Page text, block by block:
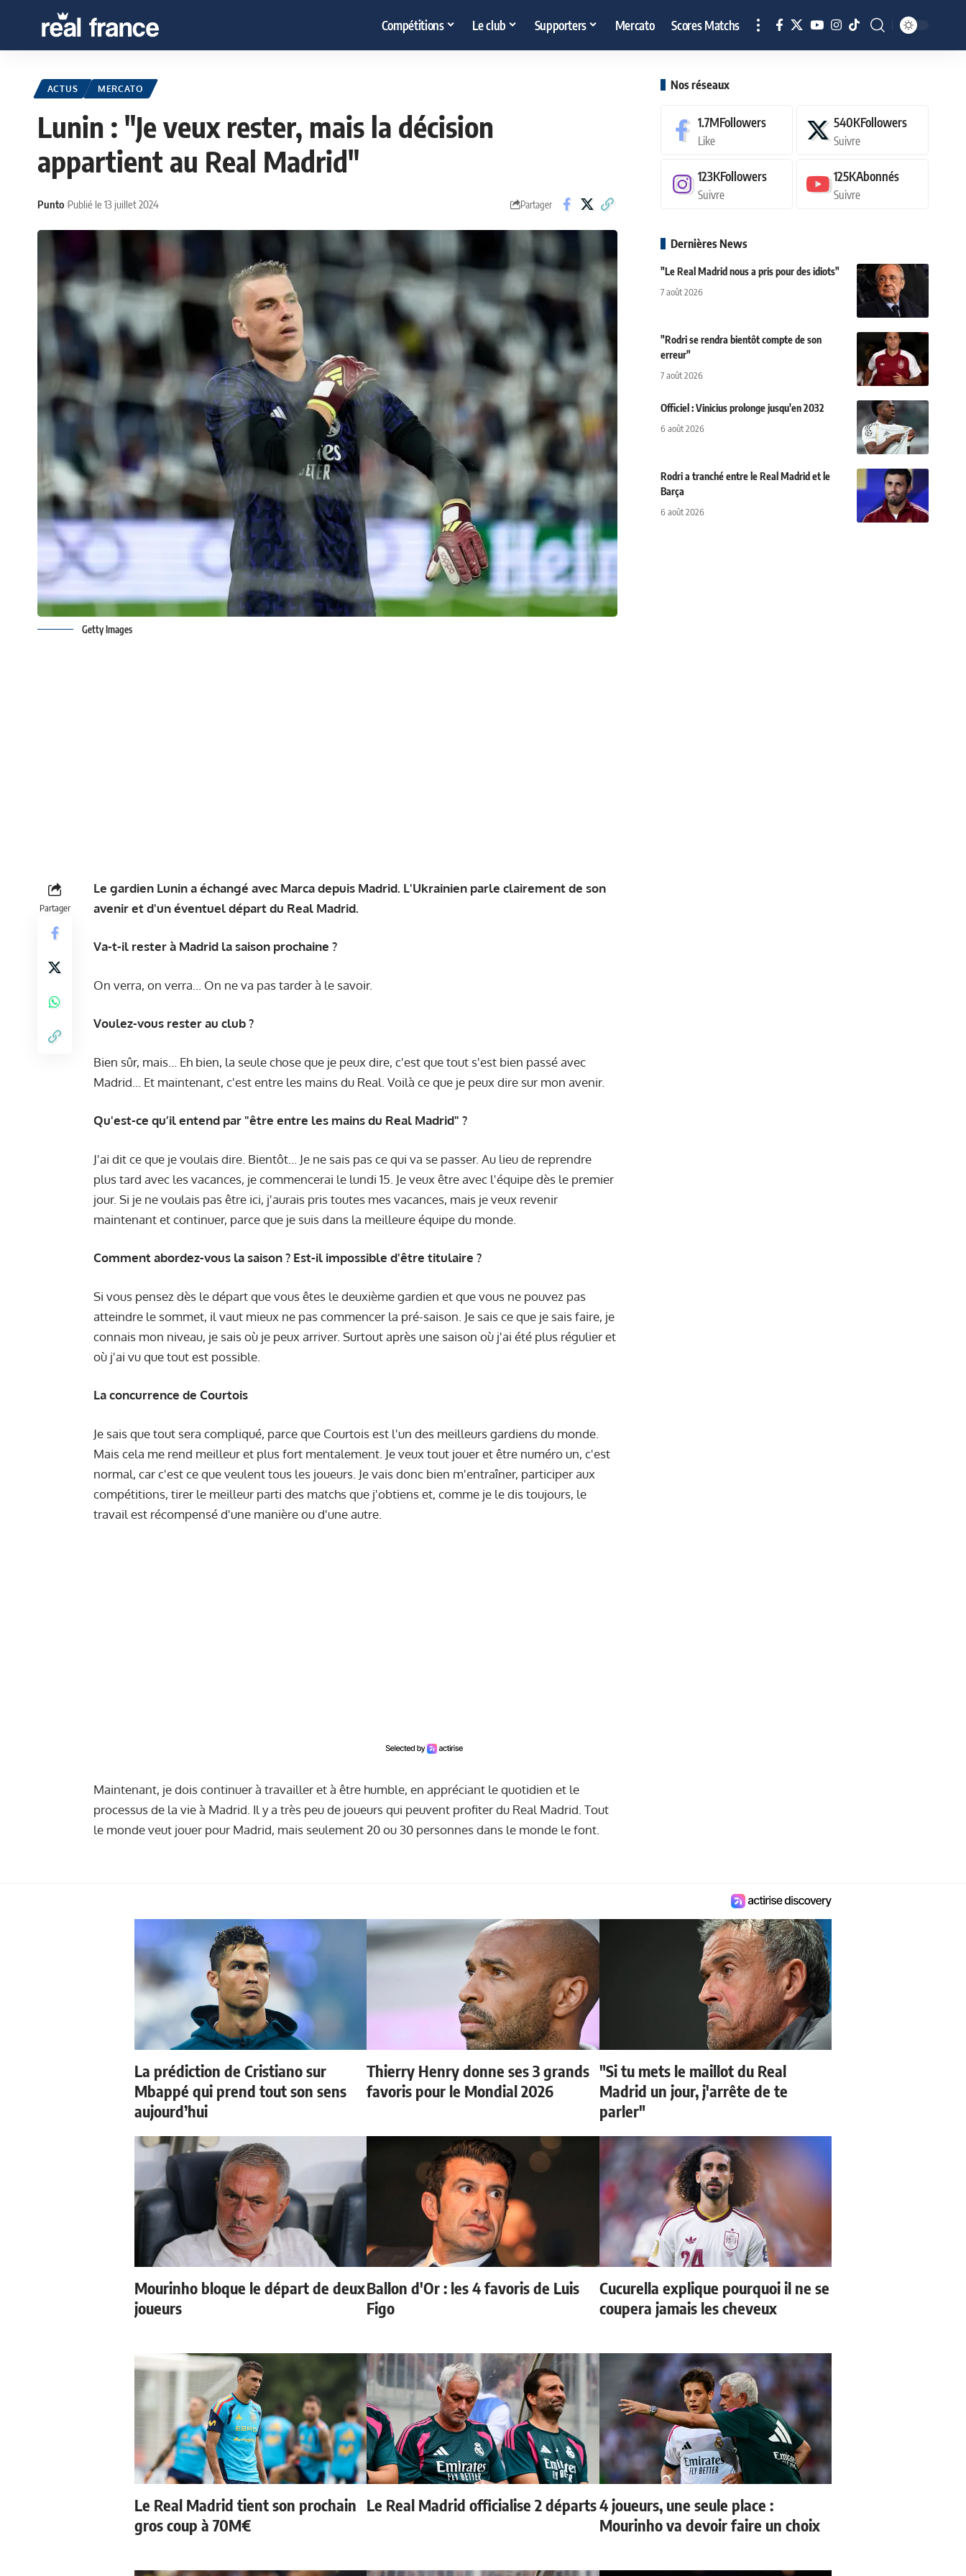
Compétitions Le club Supporters Mercato Scores Matchs
ACTUS MERCATO
Lunin : "Je veux rester, mais la décision
appartient au Real Madrid"
Punto Publié le 13 juillet 2024 Partager
Getty Images
Partager
Le gardien Lunin a échangé avec Marca depuis Madrid. L'Ukrainien parle clairement de son
avenir et d'un éventuel départ du Real Madrid.
Va-t-il rester à Madrid la saison prochaine ?
On verra, on verra... On ne va pas tarder à le savoir.
Voulez-vous rester au club ?
Bien sûr, mais... Eh bien, la seule chose que je peux dire, c'est que tout s'est bien passé avec
Madrid... Et maintenant, c'est entre les mains du Real. Voilà ce que je peux dire sur mon avenir.
Qu'est-ce qu’il entend par "être entre les mains du Real Madrid" ?
J'ai dit ce que je voulais dire. Bientôt... Je ne sais pas ce qui va se passer. Au lieu de reprendre
plus tard avec les vacances, je commencerai le lundi 15. Je veux être avec l'équipe dès le premier
jour. Si je ne voulais pas être ici, j'aurais pris toutes mes vacances, mais je veux revenir
maintenant et continuer, parce que je suis dans la meilleure équipe du monde.
Comment abordez-vous la saison ? Est-il impossible d'être titulaire ?
Si vous pensez dès le départ que vous êtes le deuxième gardien et que vous ne pouvez pas
atteindre le sommet, il vaut mieux ne pas commencer la pré-saison. Je sais ce que je sais faire, je
connais mon niveau, je sais où je peux arriver. Surtout après une saison où j'ai été plus régulier et
où j'ai vu que tout est possible.
La concurrence de Courtois
Je sais que tout sera compliqué, parce que Courtois est l'un des meilleurs gardiens du monde.
Mais cela me rend meilleur et plus fort mentalement. Je veux tout jouer et être numéro un, c'est
normal, car c'est ce que veulent tous les joueurs. Je vais donc bien m'entraîner, participer aux
compétitions, tirer le meilleur parti des matchs que j'obtiens et, comme je le dis toujours, le
travail est récompensé d'une manière ou d'une autre.
Maintenant, je dois continuer à travailler et à être humble, en appréciant le quotidien et le
processus de la vie à Madrid. Il y a très peu de joueurs qui peuvent profiter du Real Madrid. Tout
le monde veut jouer pour Madrid, mais seulement 20 ou 30 personnes dans le monde le font.
Nos réseaux
1.7MFollowers
Like
540KFollowers
Suivre
123KFollowers
Suivre
125KAbonnés
Suivre
Dernières News
"Le Real Madrid nous a pris pour des idiots"
7 août 2026
"Rodri se rendra bientôt compte de son
erreur"
7 août 2026
Officiel : Vinicius prolonge jusqu'en 2032
6 août 2026
Rodri a tranché entre le Real Madrid et le
Barça
6 août 2026
La prédiction de Cristiano sur
Mbappé qui prend tout son sens
aujourd’hui
Thierry Henry donne ses 3 grands
favoris pour le Mondial 2026
"Si tu mets le maillot du Real
Madrid un jour, j'arrête de te
parler"
Mourinho bloque le départ de deux
joueurs
Ballon d'Or : les 4 favoris de Luis
Figo
Cucurella explique pourquoi il ne se
coupera jamais les cheveux
Le Real Madrid tient son prochain
gros coup à 70M€
Le Real Madrid officialise 2 départs4 joueurs, une seule place :
Mourinho va devoir faire un choix